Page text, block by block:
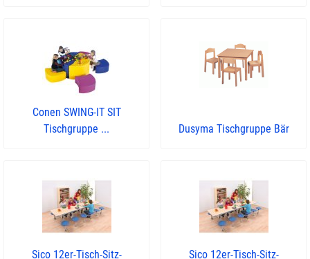
Conen SWING-IT SIT
Tischgruppe ...
Dusyma Tischgruppe Bär
Sico 12er-Tisch-Sitz-
Sico 12er-Tisch-Sitz-